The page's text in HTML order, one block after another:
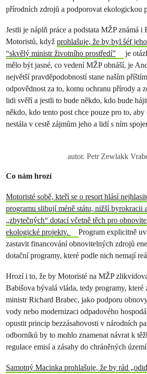
přírodních zdrojů a podporovat ekologickou
Jestli je náplň práce a podstata MŽP známá
Motoristů, když prohlašuje, že by byl šéf
“skvělý ministr životního prostředí”
je
mělo být jasné, co vedení MŽP obnáší, je
největší pravděpodobností stane naším
odpovědnost za to, komu ochranu přírody a
lidi svěří a jestli to bude někdo, kdo bude
někdo, kdo tento post chce pouze pro to,
nestála v cestě zájmům jeho a lidí s ním
autor. Petr Zewlakk
Co nám hrozí
Motoristé sobě, kteří se o resort hlásí
programu slibují méně státu, nižší byrokracii
„zbytečných“ dotací včetně těch pro
ekologické projekty.
Program explicitně
zastavit financování obnovitelných zdrojů
dotační programy, které podle nich nemají
Hrozí i to, že by Motoristé na MŽP
Babišova bývalá vláda, tedy programy, které
ministr Richard Brabec, jako podporu
vody nebo modernizaci odpadového
opustit princip bezzásahovosti v národních
odborníků by to mohlo znamenat návrat k
regulace emisí a zásahy do chráněných
Samotný Macinka prohlašuje, že by rád